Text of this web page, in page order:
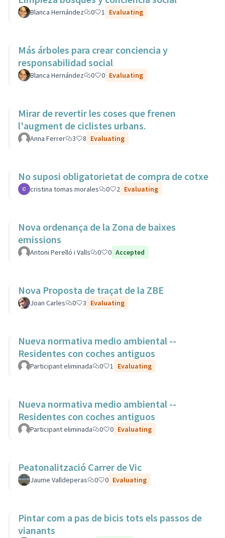
Blanca Hernández 0 1 Evaluating
Más árboles para crear conciencia y
responsabilidad social
Blanca Hernández 0 0 Evaluating
Mirar de revertir les coses que frenen
l'augment de ciclistes urbans.
Anna Ferrer 3 8 Evaluating
No suposi obligatorietat de compra de cotxe
cristina tomas morales 0 2 Evaluating
Nova ordenança de la Zona de baixes
emissions
Antoni Perelló i Valls 0 0 Accepted
Nova Proposta de traçat de la ZBE
Joan Carles 0 3 Evaluating
Nueva normativa medio ambiental --
Residentes con coches antiguos
Participant eliminada 0 1 Evaluating
Nueva normativa medio ambiental --
Residentes con coches antiguos
Participant eliminada 0 0 Evaluating
Peatonalització Carrer de Vic
Jaume Valldeperas 0 0 Evaluating
Pintar com a pas de bicis tots els passos de
vianants